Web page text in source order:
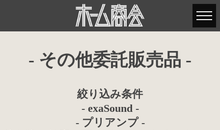
- その他委託販売品 -
絞り込み条件
- exaSound -
- プリアンプ -